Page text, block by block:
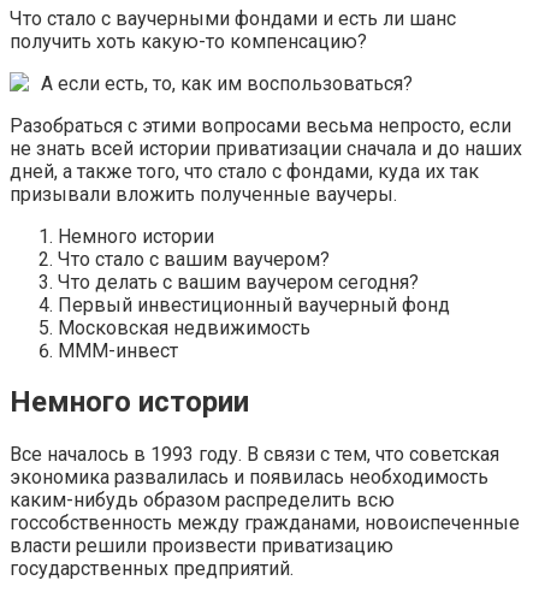
Что стало с ваучерными фондами и есть ли шанс
получить хоть какую-то компенсацию?
А если есть, то, как им воспользоваться?
Разобраться с этими вопросами весьма непросто, если
не знать всей истории приватизации сначала и до наших
дней, а также того, что стало с фондами, куда их так
призывали вложить полученные ваучеры.
Немного истории
Что стало с вашим ваучером?
Что делать с вашим ваучером сегодня?
Первый инвестиционный ваучерный фонд
Московская недвижимость
МММ-инвест
Немного истории
Все началось в 1993 году. В связи с тем, что советская
экономика развалилась и появилась необходимость
каким-нибудь образом распределить всю
госсобственность между гражданами, новоиспеченные
власти решили произвести приватизацию
государственных предприятий.